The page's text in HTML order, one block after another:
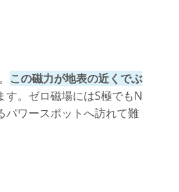
この磁力が地表の近くでぶ
す。ゼロ磁場にはS極でもN
パワースポットへ訪れて難